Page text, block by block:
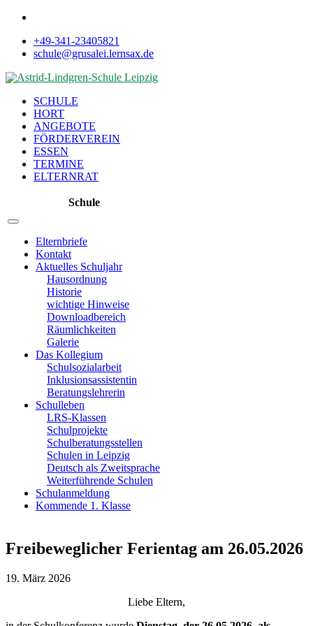
+49-341-23405821
schule@grusalei.lernsax.de
SCHULE
HORT
ANGEBOTE
FÖRDERVEREIN
ESSEN
TERMINE
ELTERNRAT
Schule
Elternbriefe
Kontakt
Aktuelles Schuljahr
Hausordnung
Historie
wichtige Hinweise
Downloadbereich
Räumlichkeiten
Galerie
Das Kollegium
Schulsozialarbeit
Inklusionsassistentin
Beratungslehrerin
Schulleben
LRS-Klassen
Schulprojekte
Schulberatungsstellen
Schulen in Leipzig
Deutsch als Zweitsprache
Weiterführende Schulen
Schulanmeldung
Kommende 1. Klasse
Freibeweglicher Ferientag am 26.05.2026
19. März 2026
Liebe Eltern,